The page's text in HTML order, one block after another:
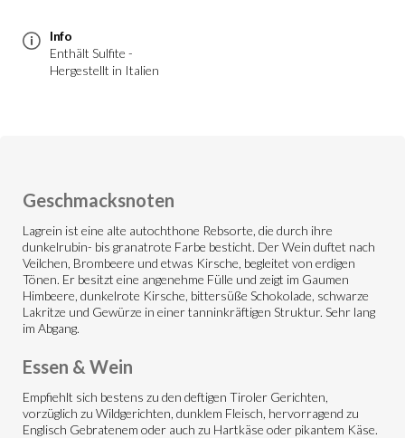
Info
Enthält Sulfite -
Hergestellt in Italien
Geschmacksnoten
Lagrein ist eine alte autochthone Rebsorte, die durch ihre
dunkelrubin- bis granatrote Farbe besticht. Der Wein duftet nach
Veilchen, Brombeere und etwas Kirsche, begleitet von erdigen
Tönen. Er besitzt eine angenehme Fülle und zeigt im Gaumen
Himbeere, dunkelrote Kirsche, bittersüße Schokolade, schwarze
Lakritze und Gewürze in einer tanninkräftigen Struktur. Sehr lang
im Abgang.
Essen & Wein
Empfiehlt sich bestens zu den deftigen Tiroler Gerichten,
vorzüglich zu Wildgerichten, dunklem Fleisch, hervorragend zu
Englisch Gebratenem oder auch zu Hartkäse oder pikantem Käse.